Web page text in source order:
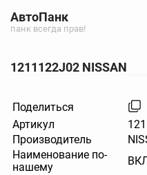
АвтоПанк
панк всегда прав!
1211122J02 NISSAN
Поделиться
Артикул
Производитель
Наименование по-
нашему